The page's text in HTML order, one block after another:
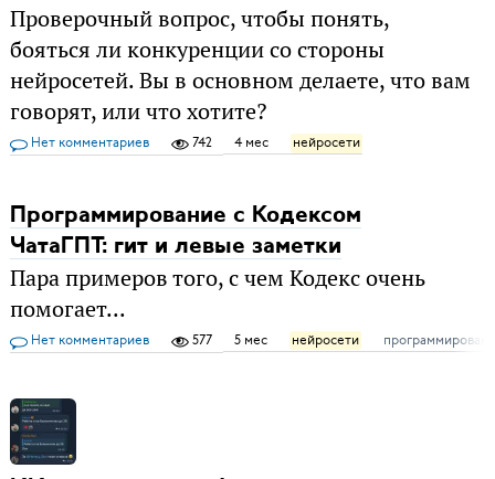
Проверочный вопрос, чтобы понять,
бояться ли конкуренции со стороны
нейросетей. Вы в основном делаете, что вам
говорят, или что хотите?
Нет комментариев 742 4 мес нейросети
Программирование с Кодексом
ЧатаГПТ: гит и левые заметки
Пара примеров того, с чем Кодекс очень
помогает...
Нет комментариев 577 5 мес нейросети